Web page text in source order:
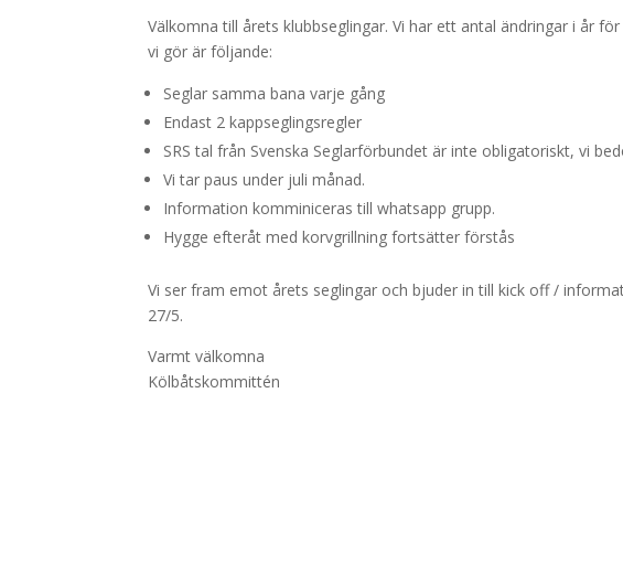
Välkomna till årets klubbseglingar. Vi har ett antal ändringar i år
vi gör är följande:
Seglar samma bana varje gång
Endast 2 kappseglingsregler
SRS tal från Svenska Seglarförbundet är inte obligatoriskt, vi
Vi tar paus under juli månad.
Information komminiceras till whatsapp grupp.
Hygge efteråt med korvgrillning fortsätter förstås
Vi ser fram emot årets seglingar och bjuder in till kick off /
27/5.
Varmt välkomna
Kölbåtskommittén